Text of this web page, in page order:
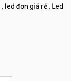
, led đơn giá rẻ , Led